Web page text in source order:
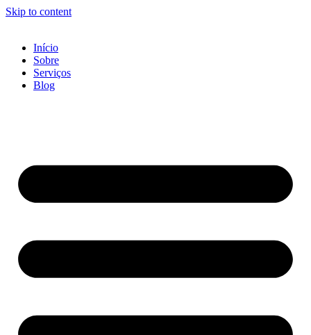
Skip to content
Início
Sobre
Serviços
Blog